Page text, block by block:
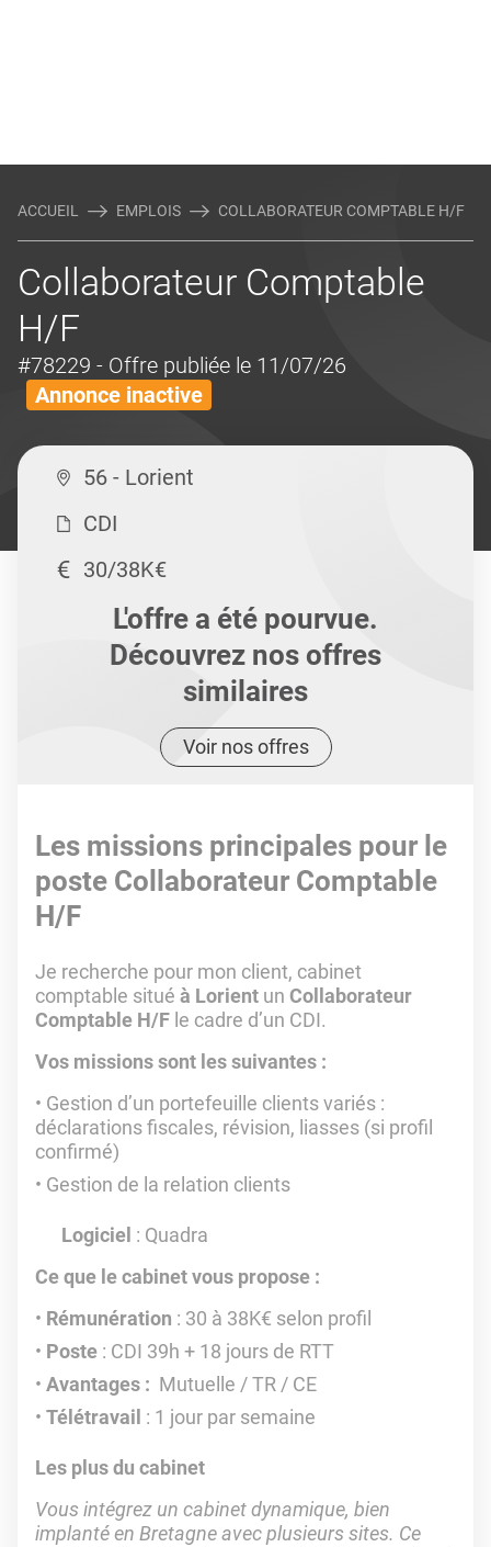
ACCUEIL EMPLOIS COLLABORATEUR COMPTABLE H/F
Collaborateur Comptable
H/F
#78229 - Offre publiée le 11/07/26
Annonce inactive
56 - Lorient
CDI
30/38K€
L'offre a été pourvue.
Découvrez nos offres
similaires
Voir nos offres
Les missions principales pour le
poste Collaborateur Comptable
H/F
Je recherche pour mon client, cabinet
comptable situé à Lorient un Collaborateur
Comptable H/F le cadre d’un CDI.
Vos missions sont les suivantes :
Gestion d’un portefeuille clients variés :
déclarations fiscales, révision, liasses (si profil
confirmé)
Gestion de la relation clients
Logiciel : Quadra
Ce que le cabinet vous propose :
Rémunération : 30 à 38K€ selon profil
Poste : CDI 39h + 18 jours de RTT
Avantages : Mutuelle / TR / CE
Télétravail : 1 jour par semaine
Les plus du cabinet
Vous intégrez un cabinet dynamique, bien
implanté en Bretagne avec plusieurs sites. Ce